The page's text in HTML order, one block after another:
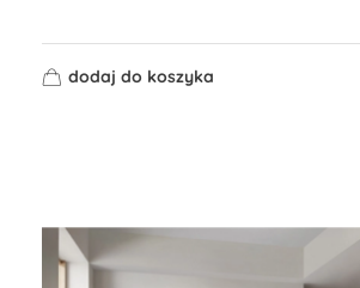
dodaj do koszyka